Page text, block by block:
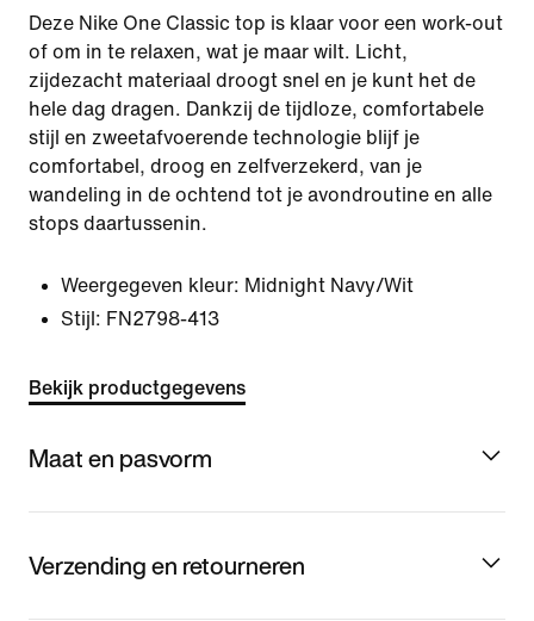
Deze Nike One Classic top is klaar voor een work-out
of om in te relaxen, wat je maar wilt. Licht,
zijdezacht materiaal droogt snel en je kunt het de
hele dag dragen. Dankzij de tijdloze, comfortabele
stijl en zweetafvoerende technologie blijf je
comfortabel, droog en zelfverzekerd, van je
wandeling in de ochtend tot je avondroutine en alle
stops daartussenin.
Weergegeven kleur: Midnight Navy/Wit
Stijl: FN2798-413
Bekijk productgegevens
Maat en pasvorm
Verzending en retourneren